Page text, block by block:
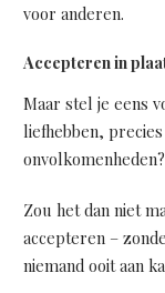
voor anderen.
Accepteren in
Maar stel je eens
liefhebben,
onvolkomenheden?
Zou het dan niet
accepteren –
niemand ooit aan